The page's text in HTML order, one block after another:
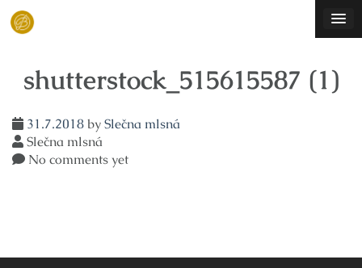
Skip
shutterstock_515615587 (1)
31.7.2018bySlečna mlsná
Slečna mlsná
No comments yet